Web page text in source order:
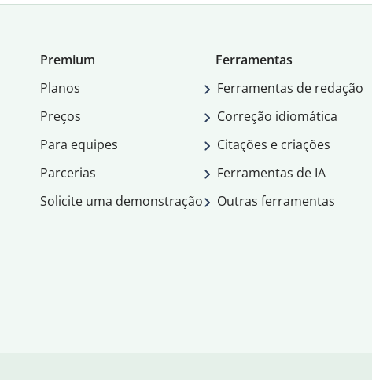
Premium
Planos
Preços
Para equipes
Parcerias
Solicite uma demonstração
Ferramentas
Ferramentas de redação
Correção idiomática
Citações e criações
Ferramentas de IA
Outras ferramentas